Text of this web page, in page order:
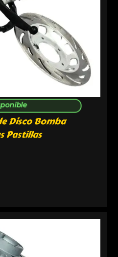
Disco Bomba
Pastillas